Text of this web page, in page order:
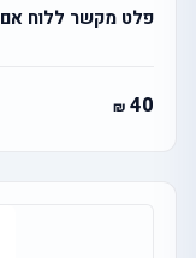
פלט מקשר ללוח אם XIAOMI NOTE 9
40